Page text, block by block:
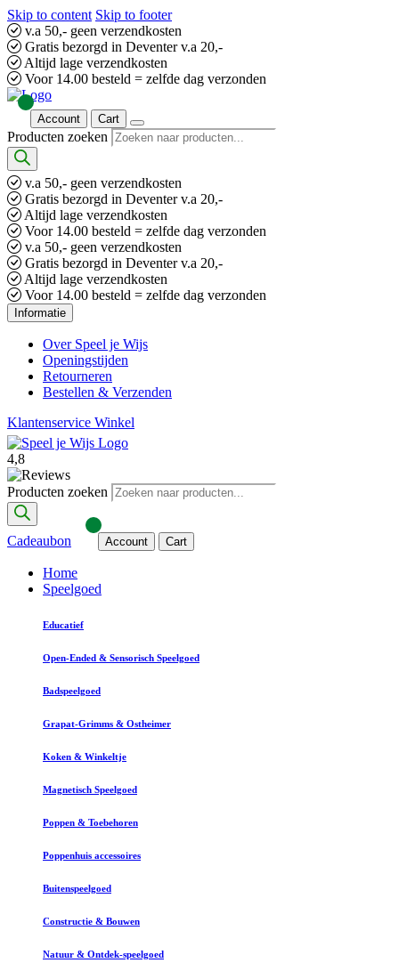
Skip to content Skip to footer
v.a 50,- geen verzendkosten
Gratis bezorgd in Deventer v.a 20,-
Altijd lage verzendkosten
Voor 14.00 besteld = zelfde dag verzonden
Account Cart
Producten zoeken
v.a 50,- geen verzendkosten
Gratis bezorgd in Deventer v.a 20,-
Altijd lage verzendkosten
Voor 14.00 besteld = zelfde dag verzonden
v.a 50,- geen verzendkosten
Gratis bezorgd in Deventer v.a 20,-
Altijd lage verzendkosten
Voor 14.00 besteld = zelfde dag verzonden
Informatie
Over Speel je Wijs
Openingstijden
Retourneren
Bestellen & Verzenden
Klantenservice Winkel
4,8
Producten zoeken
Cadeaubon Account Cart
Home
Speelgoed
Educatief
Open-Ended & Sensorisch Speelgoed
Badspeelgoed
Grapat-Grimms & Ostheimer
Koken & Winkeltje
Magnetisch Speelgoed
Poppen & Toebehoren
Poppenhuis accessoires
Buitenspeelgoed
Constructie & Bouwen
Natuur & Ontdek-speelgoed